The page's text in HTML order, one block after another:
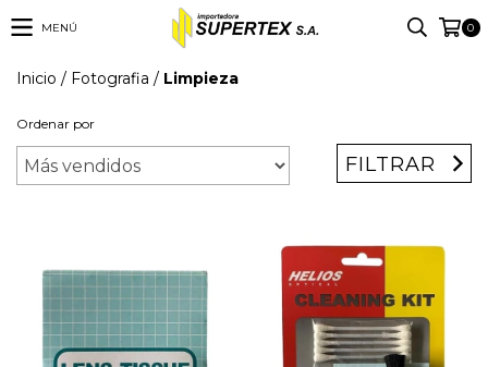
MENÚ 0
Inicio / Fotografia / Limpieza
Ordenar por
FILTRAR